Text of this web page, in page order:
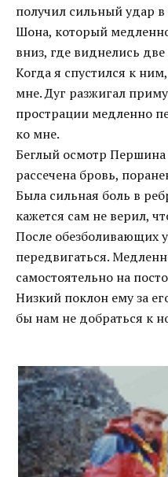
получил сильный удар в
Шона, который
вниз, где виднелись
Когда я спустился к
мне. Дуг разжигал
прострации медленно
ко мне.
Беглый осмотр Першина
рассечена бровь,
Была сильная боль в
кажется сам не верил,
После обезболивающих
передвигаться.
самостоятельно на
Низкий поклон ему за
бы нам не добраться к